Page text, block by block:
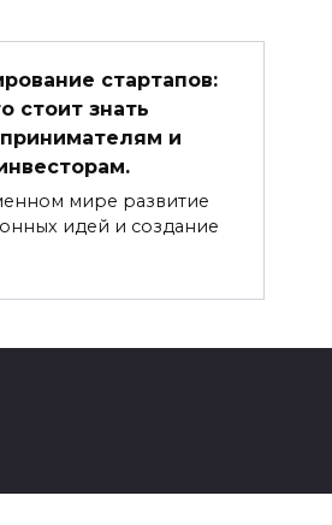
стартапов:
стоит знать
и
мире развитие
идей и создание